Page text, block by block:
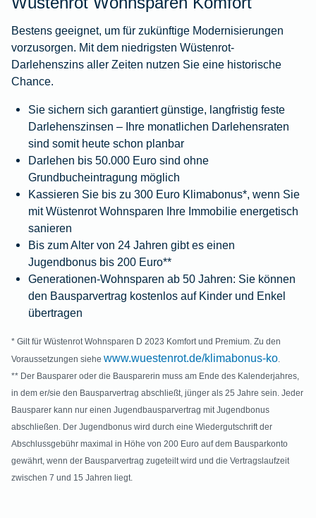
Bestens geeignet, um für zukünftige Modernisierungen
vorzusorgen. Mit dem niedrigsten Wüstenrot-
Darlehenszins aller Zeiten nutzen Sie eine historische
Chance.
Sie sichern sich garantiert günstige, langfristig feste
Darlehenszinsen – Ihre monatlichen Darlehensraten
sind somit heute schon planbar
Darlehen bis 50.000 Euro sind ohne
Grundbucheintragung möglich
Kassieren Sie bis zu 300 Euro Klimabonus*, wenn Sie
mit Wüstenrot Wohnsparen Ihre Immobilie energetisch
sanieren
Bis zum Alter von 24 Jahren gibt es einen
Jugendbonus bis 200 Euro**
Generationen-Wohnsparen ab 50 Jahren: Sie können
den Bausparvertrag kostenlos auf Kinder und Enkel
übertragen
* Gilt für Wüstenrot Wohnsparen D 2023 Komfort und Premium. Zu den
Voraussetzungen siehe www.wuestenrot.de/klimabonus-ko.
** Der Bausparer oder die Bausparerin muss am Ende des Kalenderjahres,
in dem er/sie den Bausparvertrag abschließt, jünger als 25 Jahre sein. Jeder
Bausparer kann nur einen Jugendbausparvertrag mit Jugendbonus
abschließen. Der Jugendbonus wird durch eine Wiedergutschrift der
Abschlussgebühr maximal in Höhe von 200 Euro auf dem Bausparkonto
gewährt, wenn der Bausparvertrag zugeteilt wird und die Vertragslaufzeit
zwischen 7 und 15 Jahren liegt.